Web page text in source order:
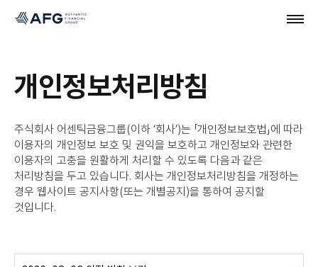
개인정보처리방침
주식회사 어센틱금융그룹(이하 ‘회사’)는 「개인정보보호법」에 따라
이용자의 개인정보 보호 및 권익을 보호하고 개인정보와 관련한
이용자의 고충을 원활하게 처리할 수 있도록 다음과 같은
처리방침을 두고 있습니다. 회사는 개인정보처리방침을 개정하는
경우 웹사이트 공지사항(또는 개별공지)을 통하여 공지할
것입니다.